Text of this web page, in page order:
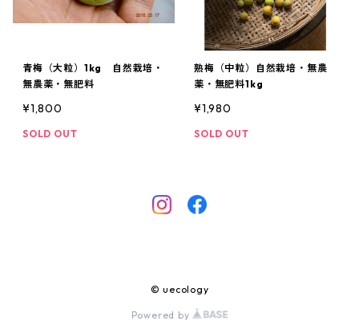
青梅（大粒）1kg 自然栽培・
無農薬・無肥料
¥1,800
SOLD OUT
熟梅（中粒）自然栽培・無農
薬・無肥料1kg
¥1,980
SOLD OUT
© uecology
Powered by